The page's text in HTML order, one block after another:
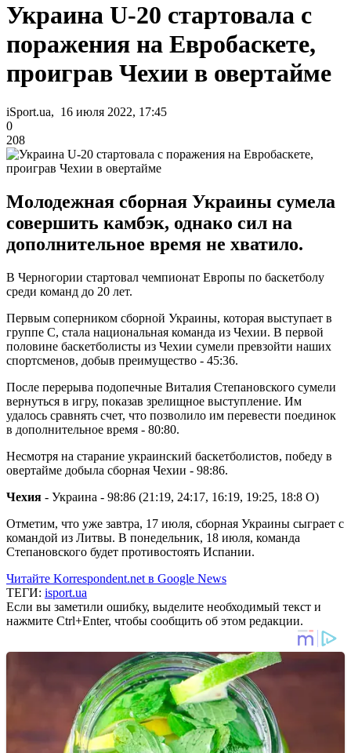
Украина U-20 стартовала с
поражения на Евробаскете,
проиграв Чехии в овертайме
iSport.ua, 16 июля 2022, 17:45
0
208
Молодежная сборная Украины сумела
совершить камбэк, однако сил на
дополнительное время не хватило.
В Черногории стартовал чемпионат Европы по баскетболу
среди команд до 20 лет.
Первым соперником сборной Украины, которая выступает в
группе С, стала национальная команда из Чехии. В первой
половине баскетболисты из Чехии сумели превзойти наших
спортсменов, добыв преимущество - 45:36.
После перерыва подопечные Виталия Степановского сумели
вернуться в игру, показав зрелищное выступление. Им
удалось сравнять счет, что позволило им перевести поединок
в дополнительное время - 80:80.
Несмотря на старание украинский баскетболистов, победу в
овертайме добыла сборная Чехии - 98:86.
Чехия - Украина - 98:86 (21:19, 24:17, 16:19, 19:25, 18:8 О)
Отметим, что уже завтра, 17 июля, сборная Украины сыграет с
командой из Литвы. В понедельник, 18 июля, команда
Степановского будет противостоять Испании.
Читайте Korrespondent.net в Google News
ТЕГИ: isport.ua
Если вы заметили ошибку, выделите необходимый текст и
нажмите Ctrl+Enter, чтобы сообщить об этом редакции.